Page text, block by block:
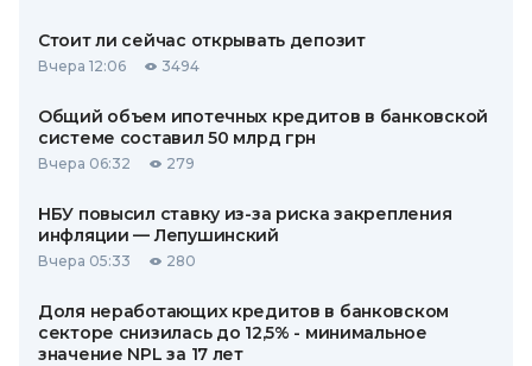
Стоит ли сейчас открывать депозит
Вчера 12:06 3494
Общий объем ипотечных кредитов в банковской
системе составил 50 млрд грн
Вчера 06:32 279
НБУ повысил ставку из-за риска закрепления
инфляции — Лепушинский
Вчера 05:33 280
Доля неработающих кредитов в банковском
секторе снизилась до 12,5% - минимальное
значение NPL за 17 лет